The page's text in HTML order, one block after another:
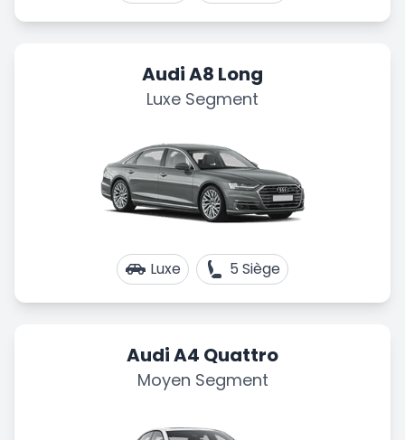
Audi A8 Long
Luxe Segment
Luxe 5 Siège
Audi A4 Quattro
Moyen Segment